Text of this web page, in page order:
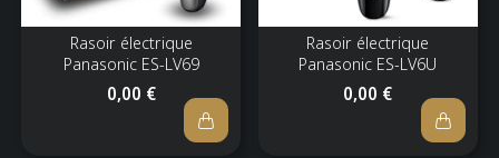
Rasoir électrique
Panasonic ES-LV69
0,00 €
Rasoir électrique
Panasonic ES-LV6U
0,00 €